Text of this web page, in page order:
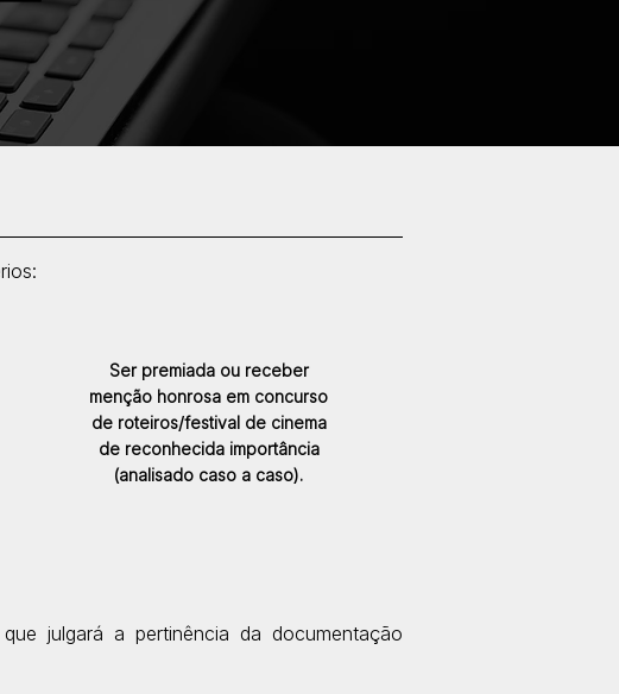
Ser premiada ou receber
menção honrosa em concurso
de roteiros/festival de cinema
de reconhecida importância
(analisado caso a caso).
julgará a pertinência da documentação